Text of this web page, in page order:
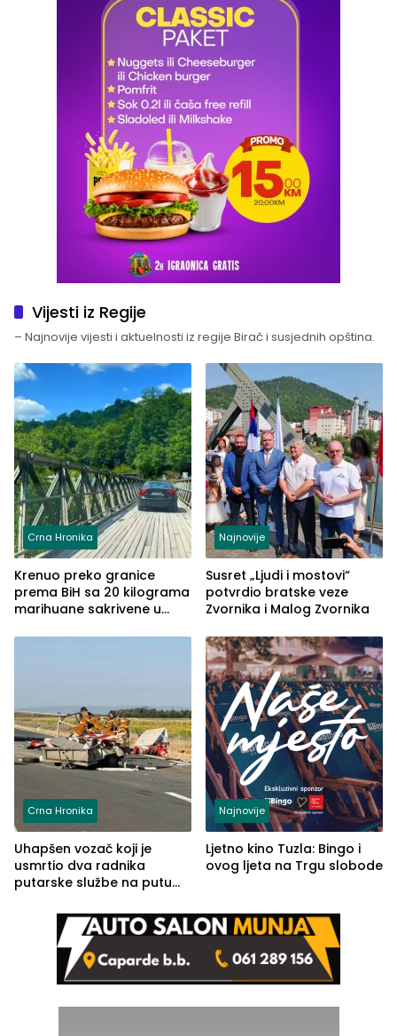
Vijesti iz Regije
– Najnovije vijesti i aktuelnosti iz regije Birač i susjednih opština.
Crna Hronika
Krenuo preko granice
prema BiH sa 20 kilograma
marihuane sakrivene u
Najnovije
Susret „Ljudi i mostovi“
potvrdio bratske veze
Zvornika i Malog Zvornika
Crna Hronika
Uhapšen vozač koji je
usmrtio dva radnika
putarske službe na putu
(FOTO)
Najnovije
Ljetno kino Tuzla: Bingo i
ovog ljeta na Trgu slobode